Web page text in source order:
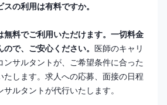
の利用は有料ですか。
無料でご利用いただけます。一切料金
で、ご安心ください。 医師のキャリ
ンサルタントが、ご希望条件に合った
たします。求人への応募、面接の日程
ルタントが代行いたします。